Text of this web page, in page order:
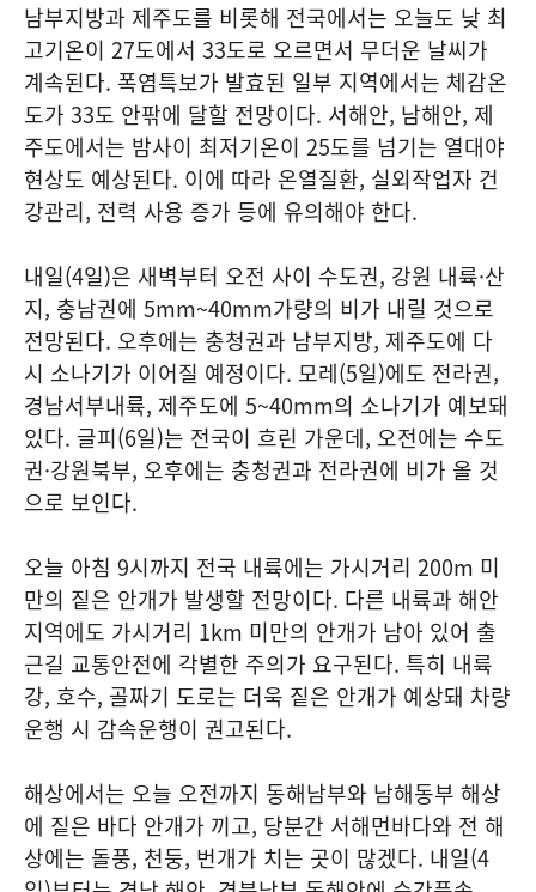
남부지방과 제주도를 비롯해 전국에서는 오늘도 낮 최
고기온이 27도에서 33도로 오르면서 무더운 날씨가
계속된다. 폭염특보가 발효된 일부 지역에서는 체감온
도가 33도 안팎에 달할 전망이다. 서해안, 남해안, 제
주도에서는 밤사이 최저기온이 25도를 넘기는 열대야
현상도 예상된다. 이에 따라 온열질환, 실외작업자 건
강관리, 전력 사용 증가 등에 유의해야 한다.
내일(4일)은 새벽부터 오전 사이 수도권, 강원 내륙·산
지, 충남권에 5mm~40mm가량의 비가 내릴 것으로
전망된다. 오후에는 충청권과 남부지방, 제주도에 다
시 소나기가 이어질 예정이다. 모레(5일)에도 전라권,
경남서부내륙, 제주도에 5~40mm의 소나기가 예보돼
있다. 글피(6일)는 전국이 흐린 가운데, 오전에는 수도
권·강원북부, 오후에는 충청권과 전라권에 비가 올 것
으로 보인다.
오늘 아침 9시까지 전국 내륙에는 가시거리 200m 미
만의 짙은 안개가 발생할 전망이다. 다른 내륙과 해안
지역에도 가시거리 1km 미만의 안개가 남아 있어 출
근길 교통안전에 각별한 주의가 요구된다. 특히 내륙
강, 호수, 골짜기 도로는 더욱 짙은 안개가 예상돼 차량
운행 시 감속운행이 권고된다.
해상에서는 오늘 오전까지 동해남부와 남해동부 해상
에 짙은 바다 안개가 끼고, 당분간 서해먼바다와 전 해
상에는 돌풍, 천둥, 번개가 치는 곳이 많겠다. 내일(4